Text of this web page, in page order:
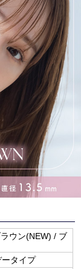
ウン(NEW) / ブ
タイプ